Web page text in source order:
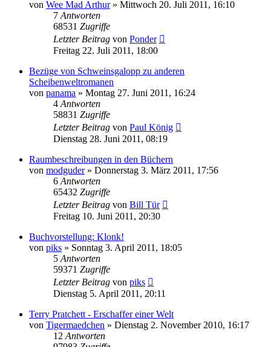
von Wee Mad Arthur» Mittwoch 20. Juli 2011, 16:10
7 Antworten
68531 Zugriffe
Letzter Beitrag von Ponder
Freitag 22. Juli 2011, 18:00
Bezüge von Schweinsgalopp zu anderen
Scheibenweltromanen
von panama » Montag 27. Juni 2011, 16:24
4 Antworten
58831 Zugriffe
Letzter Beitrag von Paul König
Dienstag 28. Juni 2011, 08:19
Raumbeschreibungen in den Büchern
von modguder» Donnerstag 3. März 2011, 17:56
6 Antworten
65432 Zugriffe
Letzter Beitrag von Bill Tür
Freitag 10. Juni 2011, 20:30
Buchvorstellung: Klonk!
von piks » Sonntag 3. April 2011, 18:05
5 Antworten
59371 Zugriffe
Letzter Beitrag von piks
Dienstag 5. April 2011, 20:11
Terry Pratchett - Erschaffer einer Welt
von Tigermaedchen » Dienstag 2. November 2010, 16:17
12 Antworten